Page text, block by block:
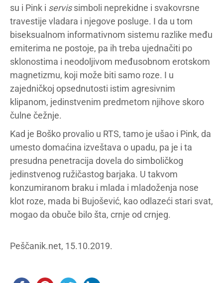
su i Pink i servissimboli neprekidne i svakovrsne
travestije vladara i njegove posluge. I da u tom
biseksualnom informativnom sistemu razlike među
emiterima ne postoje, pa ih treba ujednačiti po
sklonostima i neodoljivom međusobnom erotskom
magnetizmu, koji može biti samo roze. I u
zajedničkoj opsednutosti istim agresivnim
klipanom, jedinstvenim predmetom njihove skoro
čulne čežnje.
Kad je Boško provalio u RTS, tamo je ušao i Pink, da
umesto domaćina izveštava o upadu, pa je i ta
presudna penetracija dovela do simboličkog
jedinstvenog ružičastog barjaka. U takvom
konzumiranom braku i mlada i mladoženja nose
klot roze, mada bi Bujošević, kao odlazeći stari svat,
mogao da obuče bilo šta, crnje od crnjeg.
Peščanik.net, 15.10.2019.